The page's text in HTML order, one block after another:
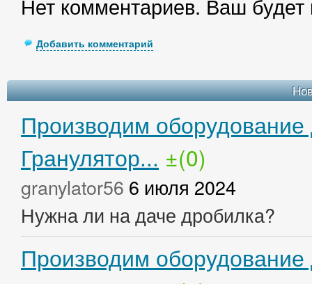
Добавить комментарий
Производим
Гранулятор... ±(0)
granylator56 6 июля 2024
Нужна ли на даче дробилка?
Производим